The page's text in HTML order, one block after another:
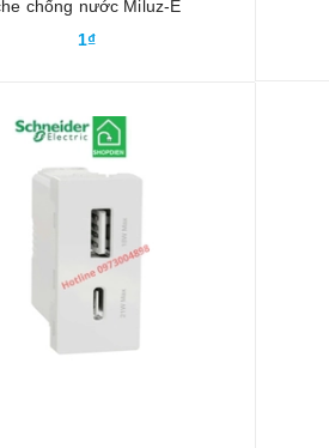
chống nước Miluz-E
1₫